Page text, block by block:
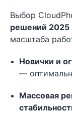
Выбор
решений 2025
масштаба
Новички и
—
Массовая